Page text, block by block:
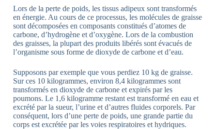
Lors de la perte de poids, les tissus adipeux sont transformés
en énergie. Au cours de ce processus, les molécules de graisse
sont décomposées en composants constitués d’atomes de
carbone, d’hydrogène et d’oxygène. Lors de la combustion
des graisses, la plupart des produits libérés sont évacués de
l’organisme sous forme de dioxyde de carbone et d’eau.
Supposons par exemple que vous perdiez 10 kg de graisse.
Sur ces 10 kilogrammes, environ 8,4 kilogrammes sont
transformés en dioxyde de carbone et expirés par les
poumons. Le 1,6 kilogramme restant est transformé en eau et
excrété par la sueur, l’urine et d’autres fluides corporels. Par
conséquent, lors d’une perte de poids, une grande partie du
corps est excrétée par les voies respiratoires et hydriques.